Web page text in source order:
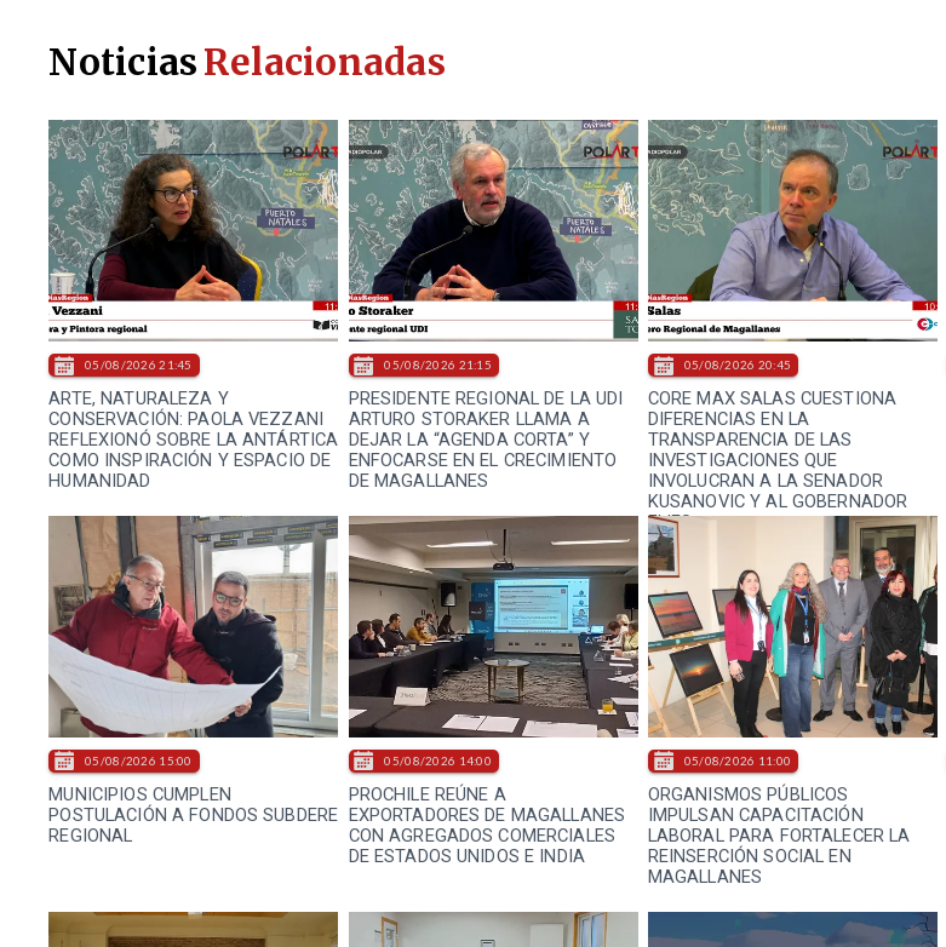
ARTE, NATURALEZA Y
CONSERVACIÓN: PAOLA VEZZANI
REFLEXIONÓ SOBRE LA ANTÁRTICA
COMO INSPIRACIÓN Y ESPACIO DE
HUMANIDAD
05/08/2026 21:45
PRESIDENTE REGIONAL DE LA UDI
ARTURO STORAKER LLAMA A
DEJAR LA “AGENDA CORTA” Y
ENFOCARSE EN EL CRECIMIENTO
DE MAGALLANES
05/08/2026 21:15
CORE MAX SALAS CUESTIONA
DIFERENCIAS EN LA
TRANSPARENCIA DE LAS
INVESTIGACIONES QUE
INVOLUCRAN A LA SENADOR
KUSANOVIC Y AL GOBERNADOR
FLIES
05/08/2026 20:45
MUNICIPIOS CUMPLEN
POSTULACIÓN A FONDOS SUBDERE
REGIONAL
05/08/2026 15:00
PROCHILE REÚNE A
EXPORTADORES DE MAGALLANES
CON AGREGADOS COMERCIALES
DE ESTADOS UNIDOS E INDIA
05/08/2026 14:00
ORGANISMOS PÚBLICOS
IMPULSAN CAPACITACIÓN
LABORAL PARA FORTALECER LA
REINSERCIÓN SOCIAL EN
MAGALLANES
05/08/2026 11:00
NoticiasRelacionadas